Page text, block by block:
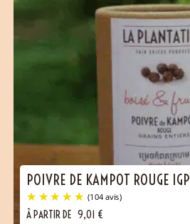
(22 avis)
POIVRE DE KAMPOT ROUGE IGP
À PARTIR DE 9,01 €